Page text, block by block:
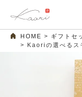
HOME
ギフトセ
Kaoriの選べるス